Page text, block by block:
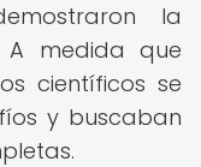
la
A medida que
científicos se
y buscaban